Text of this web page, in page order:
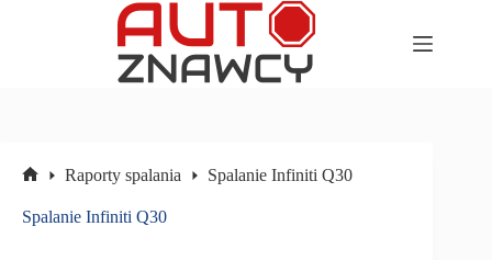
główna
Raporty spalania Spalanie Infiniti Q30
Spalanie Infiniti Q30